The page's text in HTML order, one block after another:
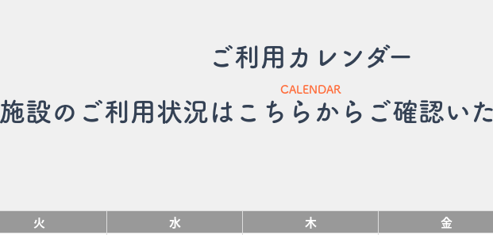
ご利用カレンダー
CALENDAR
施設のご利用状況はこちらからご確認いた
火 水 木 金